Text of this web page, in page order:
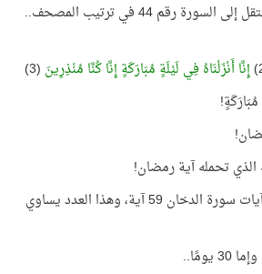
للإجابة عن هذا السؤال ننتقل إلى السورة رقم 44 في ترتيب المصحف..
إِنَّا أَنْزَلْنَاهُ فِي لَيْلَةٍ مُبَارَكَةٍ إِنَّا كُنَّا مُنْذِرِينَ (3)
مُبَارَكَةٍ!
الذي تحمله آية رمضان!
آية، وهذا العدد يساوي